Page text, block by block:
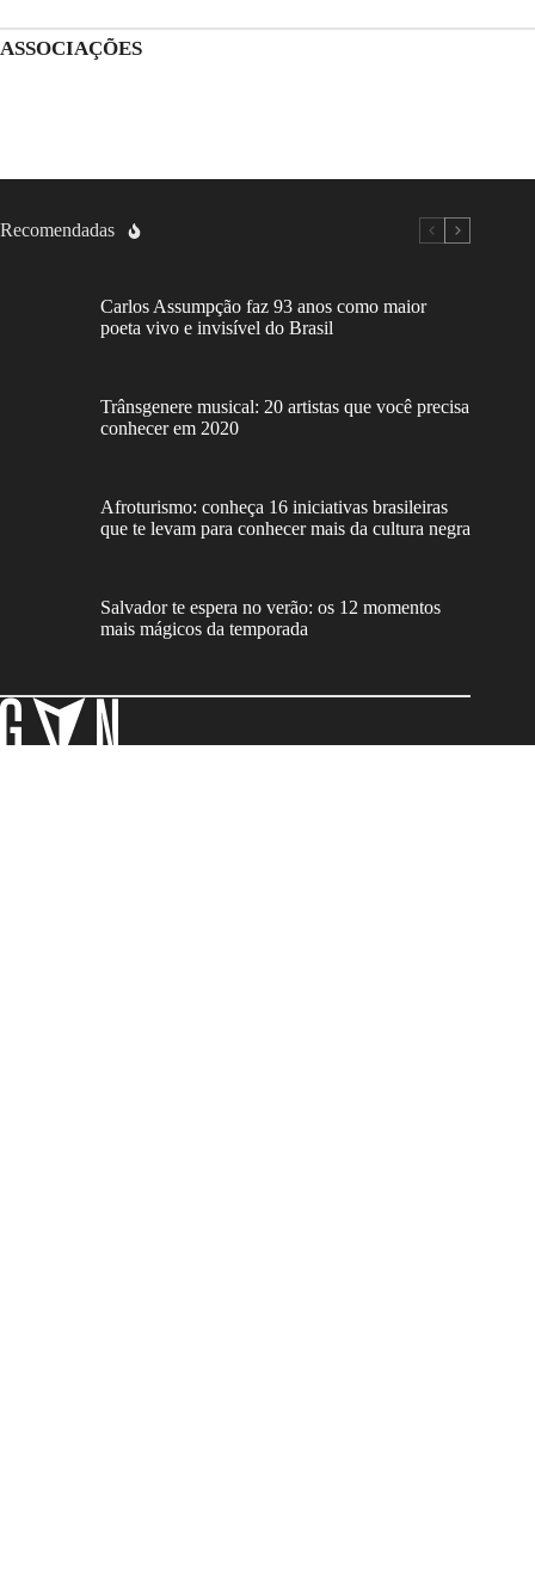
ASSOCIAÇÕES
Recomendadas
Carlos Assumpção faz 93 anos como maior
poeta vivo e invisível do Brasil
Trânsgenere musical: 20 artistas que você precisa
conhecer em 2020
Afroturismo: conheça 16 iniciativas brasileiras
que te levam para conhecer mais da cultura negra
Salvador te espera no verão: os 12 momentos
mais mágicos da temporada